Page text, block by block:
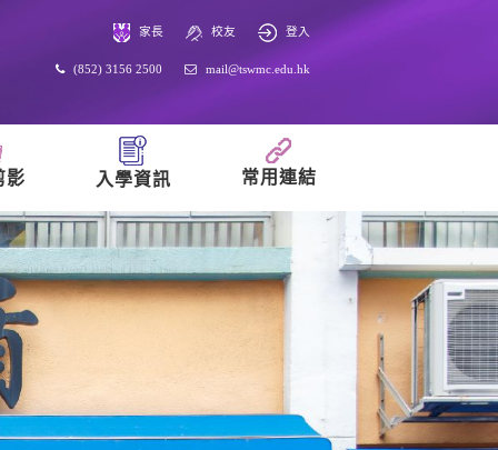
家長 校友 登入
(852) 3156 2500 mail@tswmc.edu.hk
影 入學資訊 常用連結